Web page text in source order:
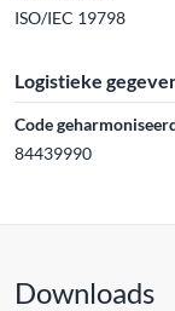
ISO/IEC 19798
Logistieke
Code
84439990
Downloads